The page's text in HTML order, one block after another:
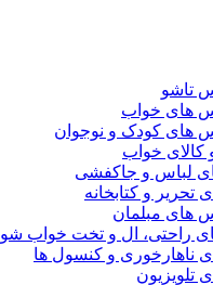
تاشو
های خواب
های کودک و نوجوان
خواب
لباس و جاکفشی
تحریر و کتابخانه
های مبلمان
راحتی، ال و تخت خواب شو
ناهارخوری و کنسول ها
تلویزیون